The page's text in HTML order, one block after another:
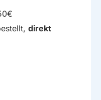
direkt